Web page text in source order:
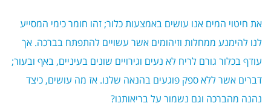
את חיטוי המים אנו עושים באמצעות כלור; זהו חומר כימי המסייע
לנו להימנע ממחלות וזיהומים אשר עשויים להתפתח בברכה. אך
עודף בכלור גורם לריח לא נעים וגירויים שונים בעיניים, באף ובעור;
דברים אשר ללא ספק פוגעים בהנאה שלנו. אז מה עושים, כיצד
נהנה מהברכה וגם נשמור על בריאותנו?